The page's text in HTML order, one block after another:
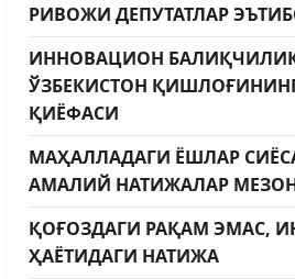
РИВОЖИ ДЕПУТАТЛАР
ИННОВАЦИОН
ЎЗБЕКИСТОН
ҚИЁФАСИ
МАҲАЛЛАДАГИ ЁШЛАР
АМАЛИЙ НАТИЖАЛАР
ҚОҒОЗДАГИ РАҚАМ ЭМАС,
ҲАЁТИДАГИ НАТИЖА